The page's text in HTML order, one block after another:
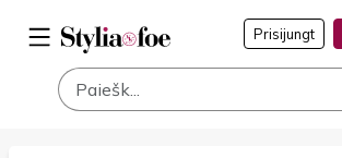
Prisijungt